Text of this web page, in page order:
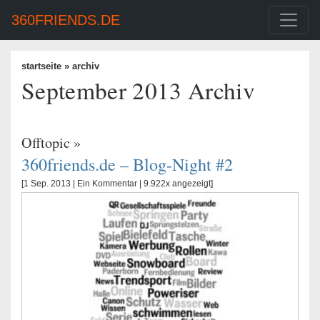
360FRIENDS.DE
startseite » archiv
September 2013 Archiv
Offtopic »
360friends.de – Blog-Night #2
[1 Sep. 2013 | Ein Kommentar | 9.922x angezeigt]